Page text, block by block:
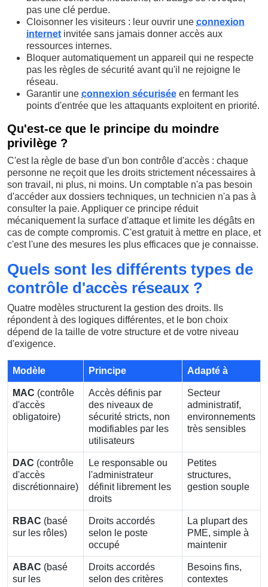
pas une clé perdue.
Cloisonner les visiteurs : leur ouvrir une connexion
internet invitée sans jamais donner accès aux
ressources internes.
Bloquer automatiquement un appareil qui ne respecte
pas les règles de sécurité avant qu'il ne rejoigne le
réseau.
Garantir une connexion sécurisée en fermant les
points d'entrée que les attaquants exploitent en priorité.
Qu'est-ce que le principe du moindre
privilège ?
C'est la règle de base d'un bon contrôle d'accès : chaque
personne ne reçoit que les droits strictement nécessaires à
son travail, ni plus, ni moins. Un comptable n'a pas besoin
d'accéder aux dossiers techniques, un technicien n'a pas à
consulter la paie. Appliquer ce principe réduit
mécaniquement la surface d'attaque et limite les dégâts en
cas de compte compromis. C'est gratuit à mettre en place, et
c'est l'une des mesures les plus efficaces que je connaisse.
Quels sont les différents types de
contrôle d'accès réseaux ?
Quatre modèles structurent la gestion des droits. Ils
répondent à des logiques différentes, et le bon choix
dépend de la taille de votre structure et de votre niveau
d'exigence.
Modèle Principe Adapté à
MAC (contrôle
d'accès
obligatoire)
Accès définis par
des niveaux de
sécurité stricts, non
modifiables par les
utilisateurs
Secteur
administratif,
environnements
très sensibles
DAC (contrôle
d'accès
discrétionnaire)
Le responsable ou
l'administrateur
définit librement les
droits
Petites
structures,
gestion souple
RBAC (basé
sur les rôles)
Droits accordés
selon le poste
occupé
La plupart des
PME, simple à
maintenir
ABAC (basé
sur les
Droits accordés
selon des critères
Besoins fins,
contextes